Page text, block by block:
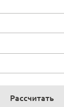
Рассчитать